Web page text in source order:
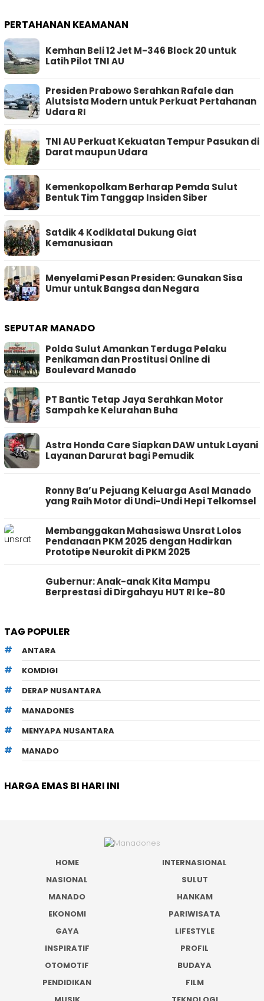
PERTAHANAN KEAMANAN
Kemhan Beli 12 Jet M-346 Block 20 untuk
Latih Pilot TNI AU
Presiden Prabowo Serahkan Rafale dan
Alutsista Modern untuk Perkuat Pertahanan
Udara RI
TNI AU Perkuat Kekuatan Tempur Pasukan di
Darat maupun Udara
Kemenkopolkam Berharap Pemda Sulut
Bentuk Tim Tanggap Insiden Siber
Satdik 4 Kodiklatal Dukung Giat
Kemanusiaan
Menyelami Pesan Presiden: Gunakan Sisa
Umur untuk Bangsa dan Negara
SEPUTAR MANADO
Polda Sulut Amankan Terduga Pelaku
Penikaman dan Prostitusi Online di
Boulevard Manado
PT Bantic Tetap Jaya Serahkan Motor
Sampah ke Kelurahan Buha
Astra Honda Care Siapkan DAW untuk Layani
Layanan Darurat bagi Pemudik
Ronny Ba’u Pejuang Keluarga Asal Manado
yang Raih Motor di Undi-Undi Hepi Telkomsel
Membanggakan Mahasiswa Unsrat Lolos
Pendanaan PKM 2025 dengan Hadirkan
Prototipe Neurokit di PKM 2025
Gubernur: Anak-anak Kita Mampu
Berprestasi di Dirgahayu HUT RI ke-80
TAG POPULER
ANTARA
KOMDIGI
DERAP NUSANTARA
MANADONES
MENYAPA NUSANTARA
MANADO
HARGA EMAS BI HARI INI
HOME
INTERNASIONAL
NASIONAL
SULUT
MANADO
HANKAM
EKONOMI
PARIWISATA
GAYA
LIFESTYLE
INSPIRATIF
PROFIL
OTOMOTIF
BUDAYA
PENDIDIKAN
FILM